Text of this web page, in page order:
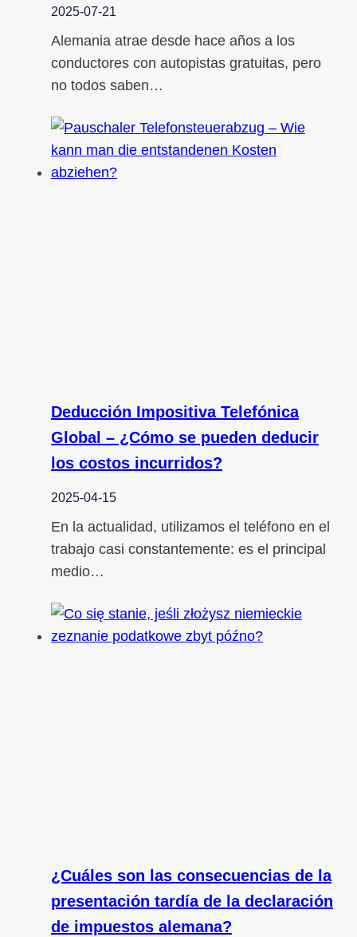
2025-07-21
Alemania atrae desde hace años a los
conductores con autopistas gratuitas, pero
no todos saben…
Deducción Impositiva Telefónica
Global – ¿Cómo se pueden deducir
los costos incurridos?
2025-04-15
En la actualidad, utilizamos el teléfono en el
trabajo casi constantemente: es el principal
medio…
¿Cuáles son las consecuencias de la
presentación tardía de la declaración
de impuestos alemana?